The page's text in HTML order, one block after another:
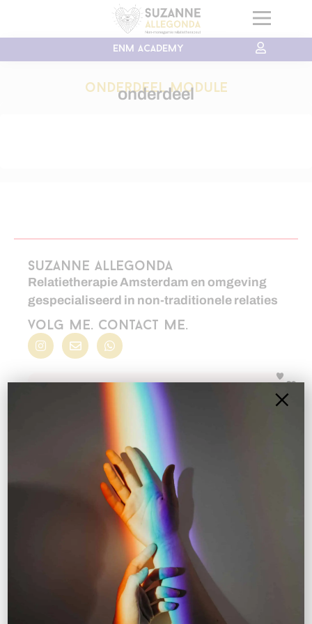
ENM academy
onderdeel Module
onderdeel
Suzanne Allegonda
Relatietherapie Amsterdam en omgeving
gespecialiseerd in non-traditionele relaties
volg me. contact me.
een beetje liefde in je